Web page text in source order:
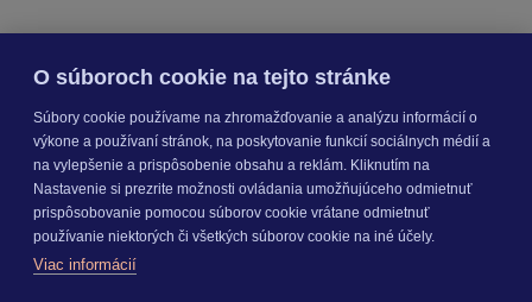
KROS a.s.
O súboroch cookie na tejto stránke
Súbory cookie používame na zhromažďovanie a analýzu informácií o
výkone a používaní stránok, na poskytovanie funkcií sociálnych médií a
na vylepšenie a prispôsobenie obsahu a reklám. Kliknutím na
Nastavenie si prezrite možnosti ovládania umožňujúceho odmietnuť
prispôsobovanie pomocou súborov cookie vrátane odmietnuť
používanie niektorých či všetkých súborov cookie na iné účely.
Viac informácií